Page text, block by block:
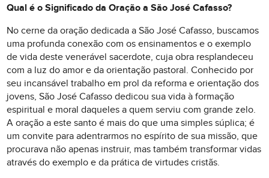
Qual é o Significado da Oração a São José Cafasso?
No cerne da oração dedicada a São José Cafasso, buscamos
uma profunda conexão com os ensinamentos e o exemplo
de vida deste venerável sacerdote, cuja obra resplandeceu
com a luz do amor e da orientação pastoral. Conhecido por
seu incansável trabalho em prol da reforma e orientação dos
jovens, São José Cafasso dedicou sua vida à formação
espiritual e moral daqueles a quem serviu com grande zelo.
A oração a este santo é mais do que uma simples súplica; é
um convite para adentrarmos no espírito de sua missão, que
procurava não apenas instruir, mas também transformar vidas
através do exemplo e da prática de virtudes cristãs.